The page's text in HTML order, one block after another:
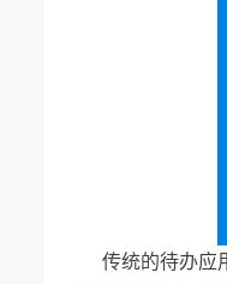
传统的待办应